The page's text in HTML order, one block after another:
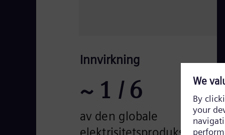
Innvirkning
~ 1 / 6
av den globale